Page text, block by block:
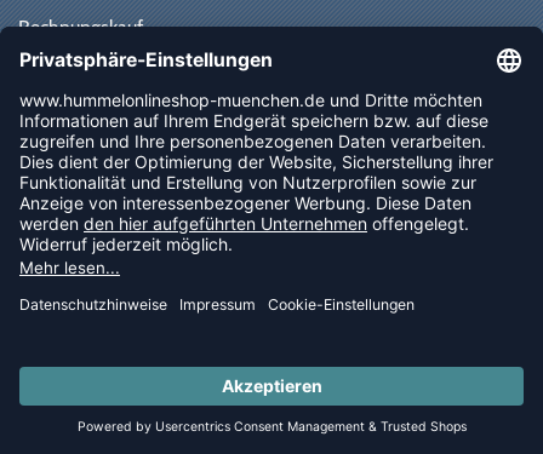
LAST PIECES: Bekleidung - Spare bis zu 65%
Rechnungskauf
Paypal
Vorkasse
Sofortüberweisung
NEWSLETTER